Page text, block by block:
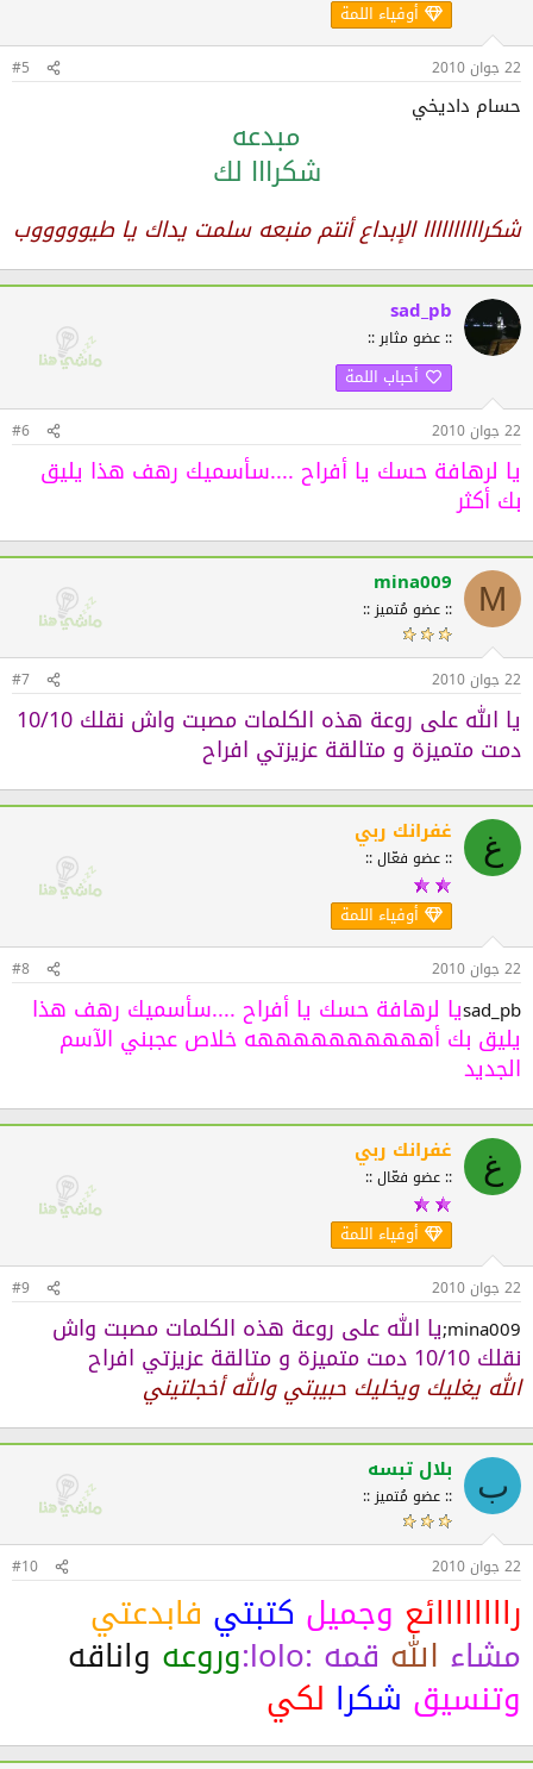
أوفياء اللمة
22 جوان 2010 #5
حسام داديخي
مبدعه
شكرااا لك
شكراااااااااا الإبداع أنتم منبعه سلمت يداك يا طيوووووب
sad_pb
:: عضو مثابر ::
أحباب اللمة
22 جوان 2010 #6
يا لرهافة حسك يا أفراح ....سأسميك رهف هذا يليق
بك أكثر
M
mina009
:: عضو مُتميز ::
22 جوان 2010 #7
يا الله على روعة هذه الكلمات مصبت واش نقلك 10/10
دمت متميزة و متالقة عزيزتي افراح
غ غفرانك ربي
:: عضو فعّال ::
أوفياء اللمة
22 جوان 2010 #8
sad_pbيا لرهافة حسك يا أفراح ....سأسميك رهف هذا
يليق بك أههههههههههه خلاص عجبني الآسم
الجديد
غ غفرانك ربي
:: عضو فعّال ::
أوفياء اللمة
22 جوان 2010 #9
mina009; يا الله على روعة هذه الكلمات مصبت واش
نقلك 10/10 دمت متميزة و متالقة عزيزتي افراح
الله يغليك ويخليك حبيبتي والله أخجلتيني
ب بلال تبسه
:: عضو مُتميز ::
22 جوان 2010 #10
راااااااائع وجميل كتبتي فابدعتي
مشاء الله قمه :lolo: وروعه واناقه
وتنسيق شكرا لكي